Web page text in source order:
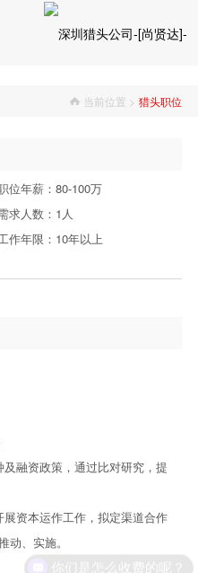
当前位置 > 猎头职位
位年薪：80-100万
求人数：1人
作年限：10年以上
融资政策，通过比对研究，提
资本运作工作，拟定渠道合作
、实施。
你们是怎么收费的呢？